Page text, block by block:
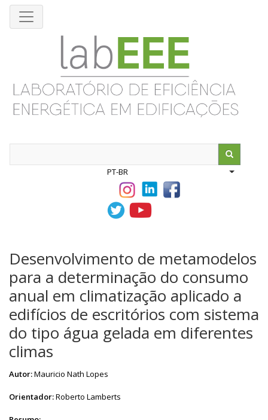
Pular
PT-BR
List
Desenvolvimento de metamodelos
para a determinação do consumo
anual em climatização aplicado a
edifícios de escritórios com sistema
do tipo água gelada em diferentes
climas
Autor:Mauricio Nath Lopes
Orientador:Roberto Lamberts